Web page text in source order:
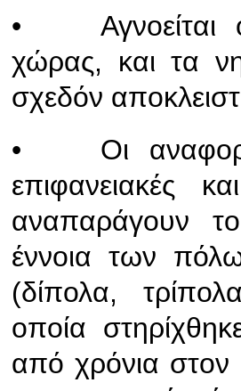
• Αγνοείται ο
χώρας, και τα
σχεδόν
• Οι αναφορές
επιφανειακές
αναπαράγουν
έννοια των
(δίπολα,
οποία
από χρόνια